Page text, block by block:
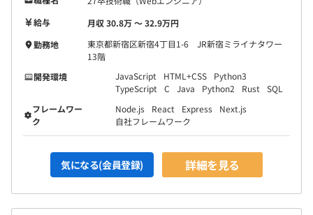
給与
月収 30.8万 〜 32.9万円
勤務地
東京都新宿区新宿4丁目1-6 JR新宿ミライナタワー
13階
開発環境
JavaScript HTML+CSS
Python3
TypeScript
C Java Python2 Rust
SQL
フレームワー
ク
Node.js React Express
Next.js
自社フレームワーク
気になる(会員登録) 詳細を見る